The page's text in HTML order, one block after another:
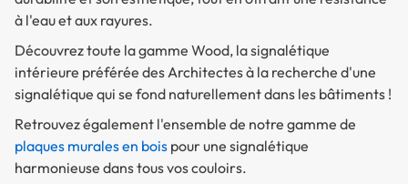
à l'eau et aux rayures.
Découvrez toute la gamme Wood, la signalétique
intérieure préférée des Architectes à la recherche d'une
signalétique qui se fond naturellement dans les bâtiments !
Retrouvez également l'ensemble de notre gamme de
plaques murales en bois pour une signalétique
harmonieuse dans tous vos couloirs.